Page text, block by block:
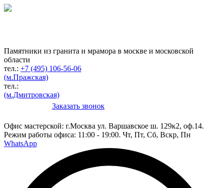
Памятники из гранита и мрамора в москве и московской
области
тел.: +7 (495) 106-56-06
(м.Пражская)
тел.:
(м.Дмитровская)
Заказать звонок
Офис мастерской: г.Москва ул. Варшавское ш. 129к2, оф.14.
Режим работы офиса: 11:00 - 19:00. Чт, Пт, Сб, Вскр, Пн
WhatsApp